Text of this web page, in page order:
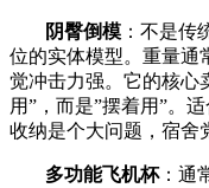
阴臀倒模 ：不是传
位的实体模型。重量通
觉冲击力强。它的核
用”，而是”摆着用”。
收纳是个大问题，宿舍
多功能飞机杯：通